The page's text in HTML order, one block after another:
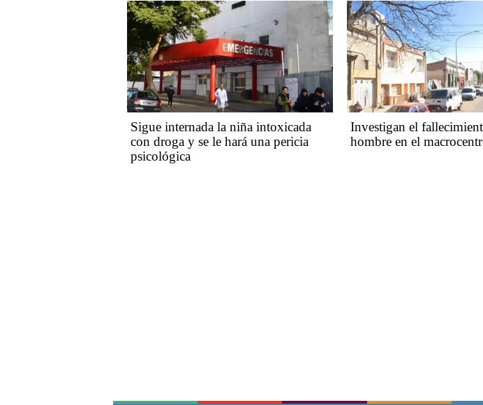
Sigue internada la niña intoxicada
con droga y se le hará una pericia
psicológica
Investigan el
hombre en el